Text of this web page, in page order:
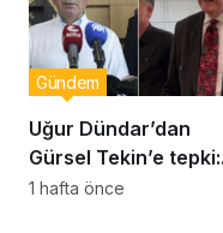
Uğur Dündar’dan
Gürsel Tekin’e tepki:
Hakkında suç
Gündem
1 hafta önce